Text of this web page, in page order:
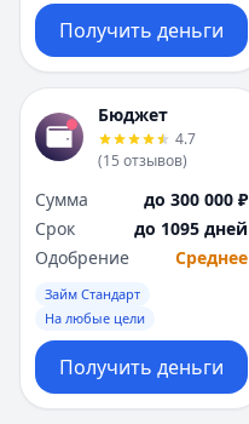
Получить деньги
Бюджет
4.7
(15 отзывов)
Сумма
до 300 000 ₽
Срок
до 1095 дней
Одобрение
Среднее
Займ Стандарт
На любые цели
Получить деньги